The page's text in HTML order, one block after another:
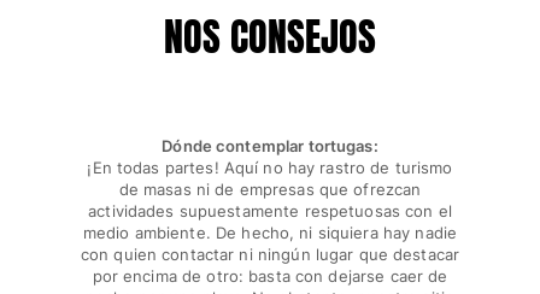
NOS CONSEJOS
Dónde contemplar tortugas:
¡En todas partes! Aquí no hay rastro de turismo
de masas ni de empresas que ofrezcan
actividades supuestamente respetuosas con el
medio ambiente. De hecho, ni siquiera hay nadie
con quien contactar ni ningún lugar que destacar
por encima de otro: basta con dejarse caer de